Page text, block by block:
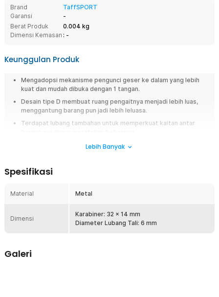
Brand
TaffSPORT
Garansi
-
Berat Produk
0.004 kg
Dimensi Kemasan : -
Keunggulan Produk
Mengadopsi mekanisme pengunci geser ke dalam yang lebih
kuat dan mudah dibuka dengan 1 tangan.
Desain tipe D membuat ruang pengaitnya menjadi lebih luas,
menggantung barang pun jadi lebih leluasa.
Terdapat lubang tambahan untuk memperkuat kaitan antar
Terbuat dari material metal yang kuat menahan beban, tahan
Overview
perlengkapan? Karabiner mini dari TaffSPORT menjadi sebuah solusi
menggantung berbagai macam barang, seperti botol kecil, tas, kunci,
dan barang-barang lainnya. Persebaran bebannya juga merata karena
Fitur
Lebih Banyak
Spesifikasi
Material Metal
Dimensi
Karabiner: 32 x 14 mm
Diameter Lubang Tali: 6 mm
Galeri